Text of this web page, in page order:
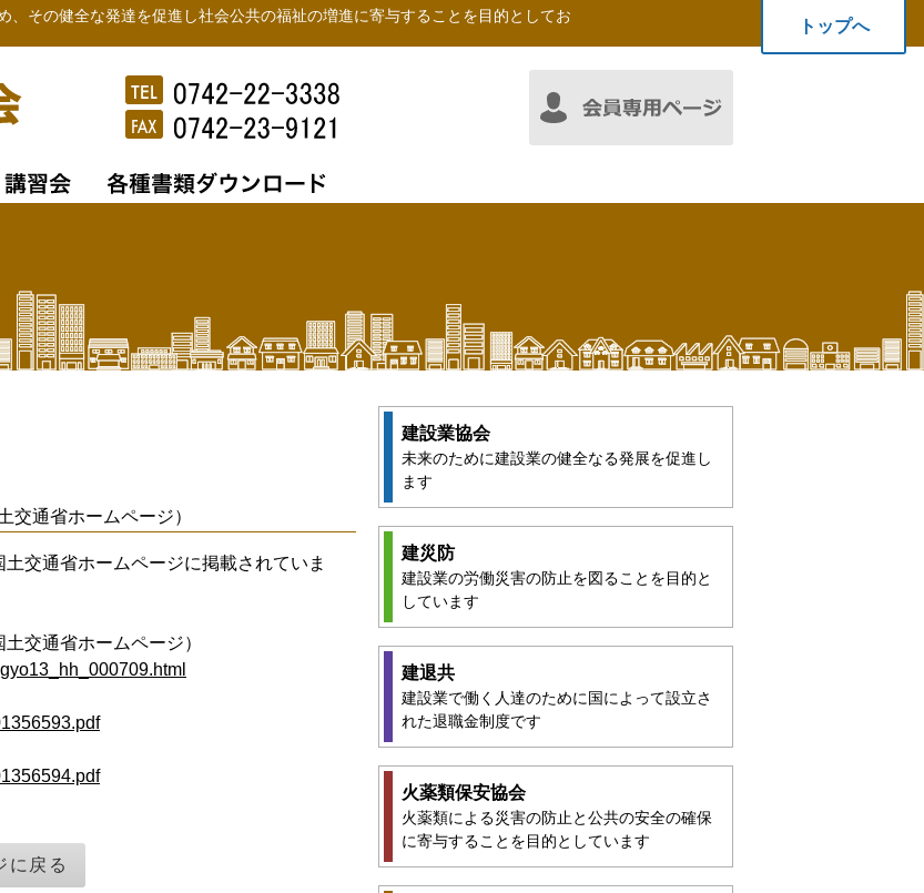
、その健全な発達を促進し社会公共の福祉の増進に寄与することを目的としてお
トップへ
交通省ホームページ）
交通省ホームページに掲載されていま
交通省ホームページ）
に戻る
建設業協会
未来のために建設業の健全なる発展を促進し
ます
建災防
建設業の労働災害の防止を図ることを目的と
しています
建退共
建設業で働く人達のために国によって設立さ
れた退職金制度です
火薬類保安協会
火薬類による災害の防止と公共の安全の確保
に寄与することを目的としています